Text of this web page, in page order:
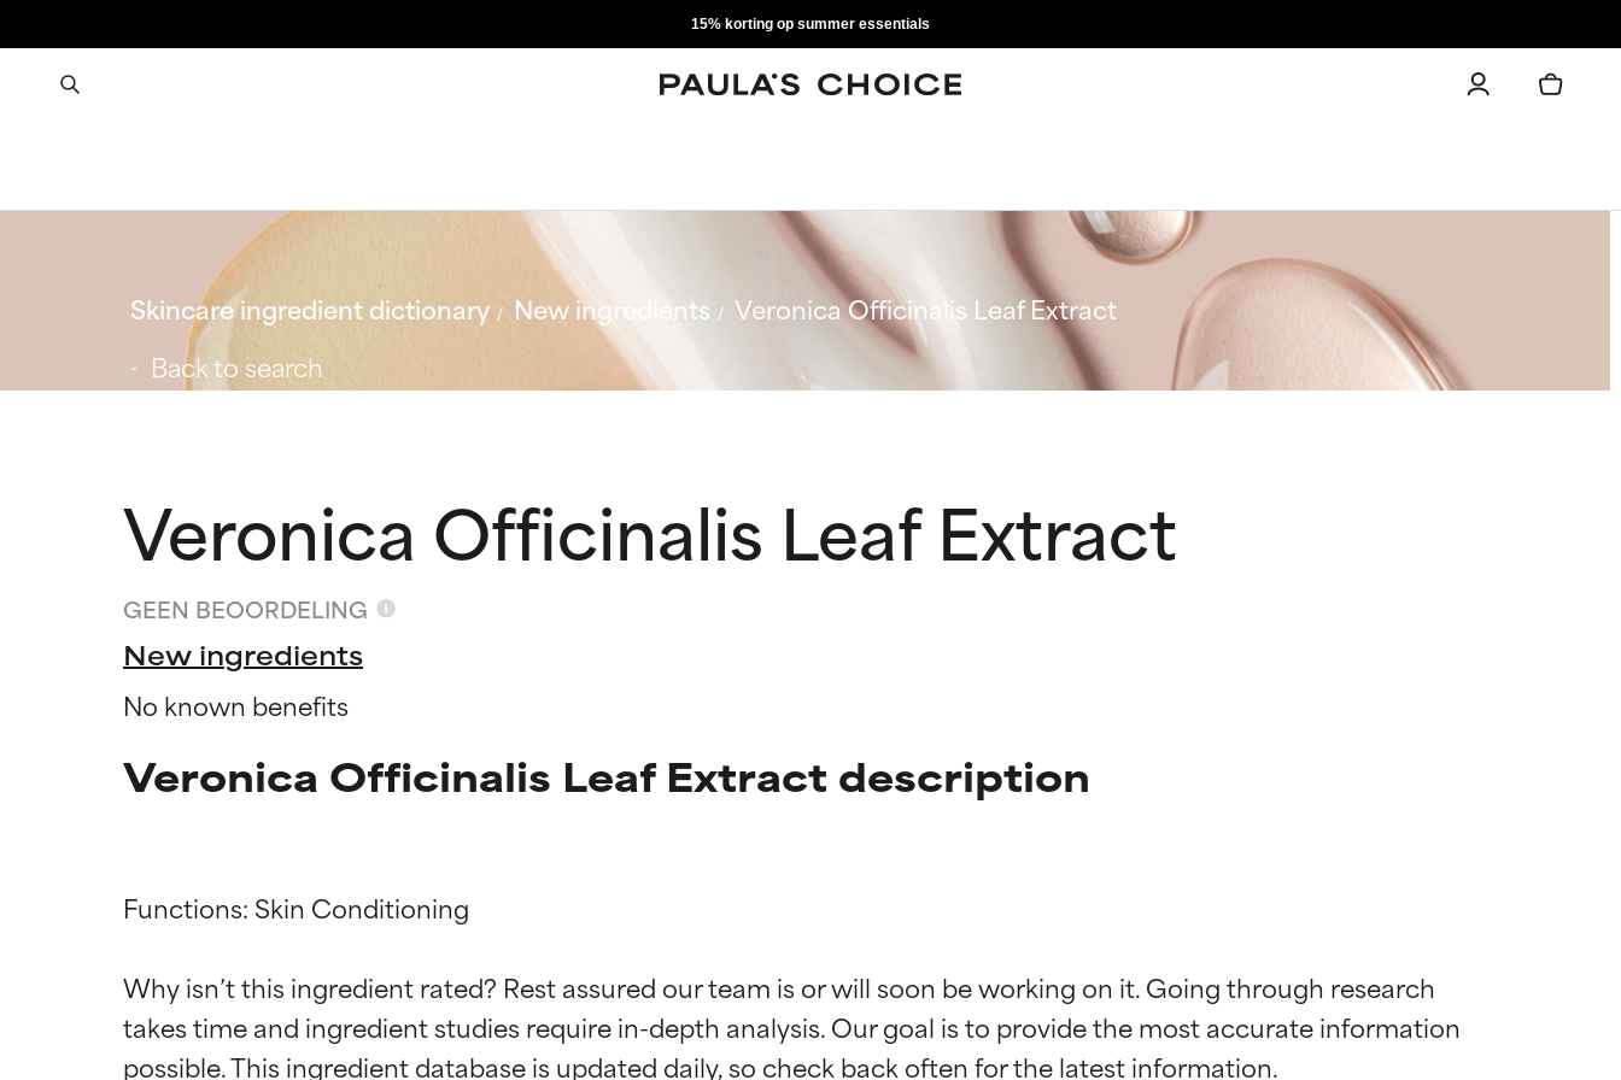
15% korting op summer essentials
Skincare ingredient dictionary New ingredients
Veronica Officinalis Leaf Extract
Back to search
Veronica Officinalis Leaf Extract
GEEN BEOORDELING
New ingredients
No known benefits
Veronica Officinalis Leaf Extract description
Functions: Skin Conditioning
Why isn’t this ingredient rated? Rest assured our team is or will soon be working on it. Going through research
takes time and ingredient studies require in-depth analysis. Our goal is to provide the most accurate information
Beoordelingen van ingrediënten
BESTE
Beoordelingen van ingrediënten
BESTE